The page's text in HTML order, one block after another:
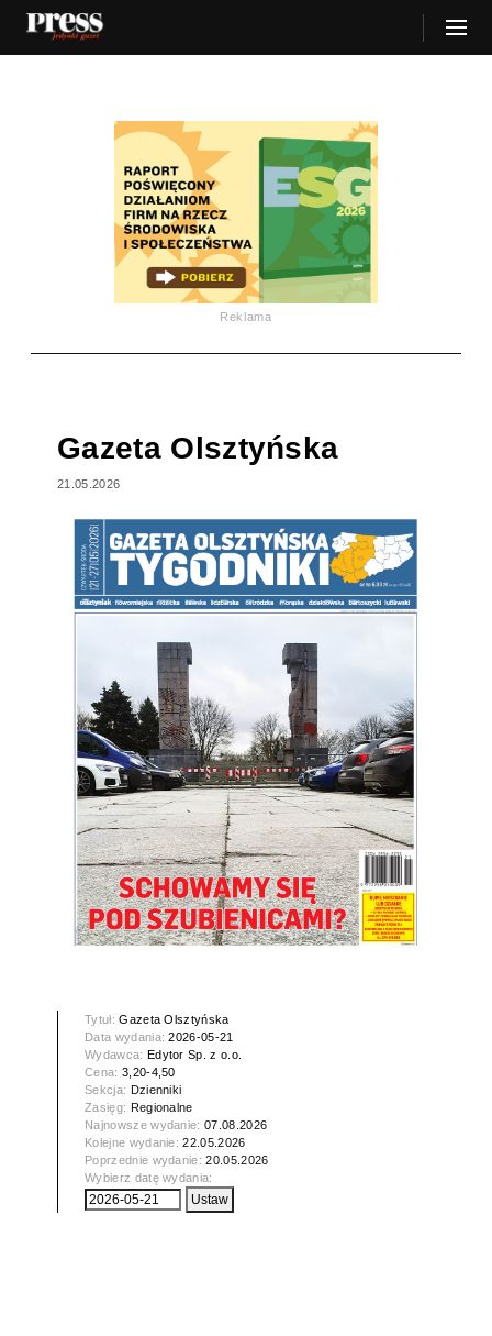
Reklama
Gazeta Olsztyńska
21.05.2026
Tytuł:Gazeta Olsztyńska
Data wydania:2026-05-21
Wydawca: Edytor Sp. z o.o.
Cena: 3,20-4,50
Sekcja: Dzienniki
Zasięg: Regionalne
Najnowsze wydanie:07.08.2026
Kolejne wydanie:22.05.2026
Poprzednie wydanie:20.05.2026
Wybierz datę wydania: